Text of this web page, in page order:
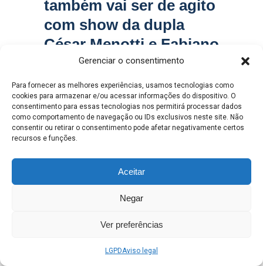
Gerenciar o consentimento
Para fornecer as melhores experiências, usamos tecnologias como
cookies para armazenar e/ou acessar informações do dispositivo. O
consentimento para essas tecnologias nos permitirá processar dados
como comportamento de navegação ou IDs exclusivos neste site. Não
consentir ou retirar o consentimento pode afetar negativamente certos
recursos e funções.
Aceitar
Negar
Ver preferências
LGPDAviso legal
também vai ser de agito
com show da dupla
César Menotti e Fabiano
na 3ª noite da 34ª Festa
do Folclore de Três
Lagoas
Henrique Alves